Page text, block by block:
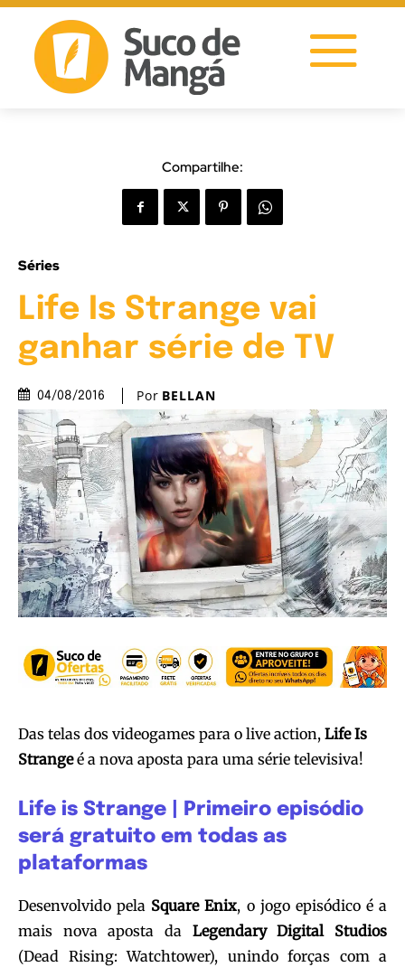
Compartilhe:
Séries
Life Is Strange vai
ganhar série de TV
04/08/2016 Por BELLAN
Das telas dos videogames para o live action, Life Is
Strangeé a nova aposta para uma série televisiva!
Life is Strange | Primeiro episódio
será gratuito em todas as
plataformas
Desenvolvido pela Square Enix, o jogo episódico é a
mais nova aposta da Legendary Digital Studios
(Dead Rising: Watchtower), unindo forças com a